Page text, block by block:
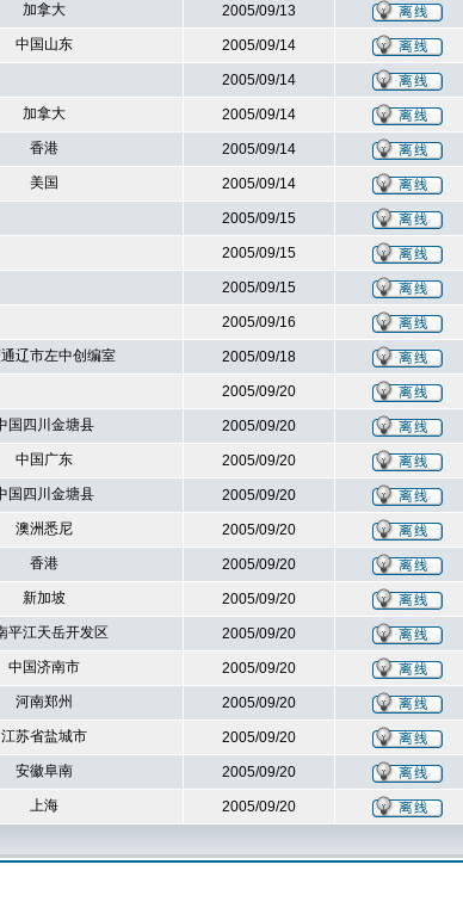
加拿大 2005/09/13
中国山东 2005/09/14
2005/09/14
加拿大 2005/09/14
香港 2005/09/14
美国 2005/09/14
2005/09/15
2005/09/15
2005/09/15
2005/09/16
辽市左中创编室 2005/09/18
2005/09/20
国四川金塘县 2005/09/20
中国广东 2005/09/20
国四川金塘县 2005/09/20
澳洲悉尼 2005/09/20
香港 2005/09/20
新加坡 2005/09/20
平江天岳开发区 2005/09/20
中国济南市 2005/09/20
河南郑州 2005/09/20
江苏省盐城市 2005/09/20
安徽阜南 2005/09/20
上海 2005/09/20